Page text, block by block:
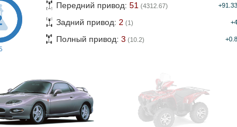
Передний привод: 51 (4312.67) +91.33
Задний привод: 2 (1) +4
Полный привод: 3 (10.2) +0.8